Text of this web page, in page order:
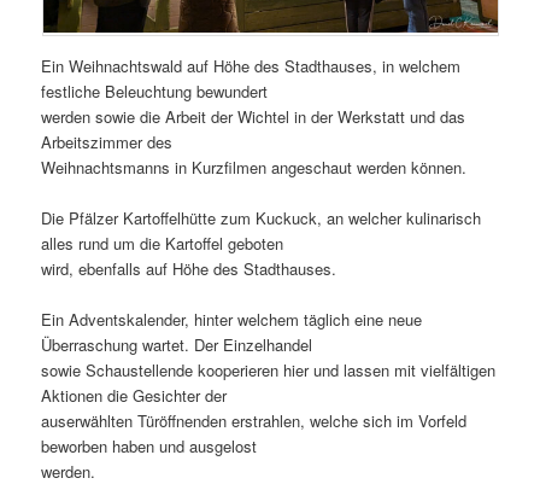
Ein Weihnachtswald auf Höhe des Stadthauses, in welchem
festliche Beleuchtung bewundert
werden sowie die Arbeit der Wichtel in der Werkstatt und das
Arbeitszimmer des
Weihnachtsmanns in Kurzfilmen angeschaut werden können.
Die Pfälzer Kartoffelhütte zum Kuckuck, an welcher kulinarisch
alles rund um die Kartoffel geboten
wird, ebenfalls auf Höhe des Stadthauses.
Ein Adventskalender, hinter welchem täglich eine neue
Überraschung wartet. Der Einzelhandel
sowie Schaustellende kooperieren hier und lassen mit vielfältigen
Aktionen die Gesichter der
auserwählten Türöffnenden erstrahlen, welche sich im Vorfeld
beworben haben und ausgelost
werden.